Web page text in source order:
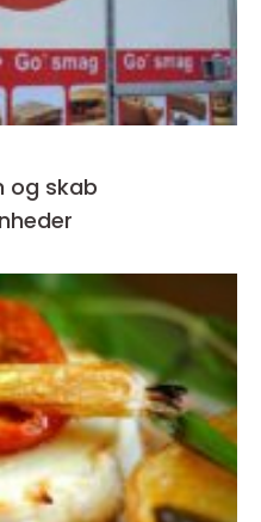
og skab